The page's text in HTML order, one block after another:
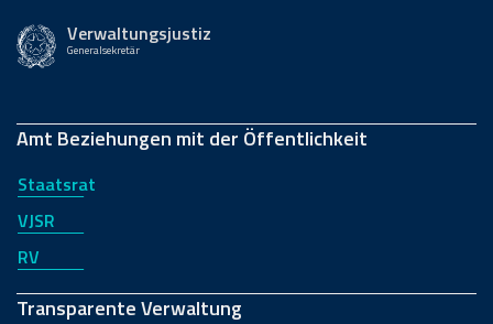
Verwaltungsjustiz
Generalsekretär
Amt Beziehungen mit der Öffentlichkeit
Staatsrat
VJSR
RV
Transparente Verwaltung